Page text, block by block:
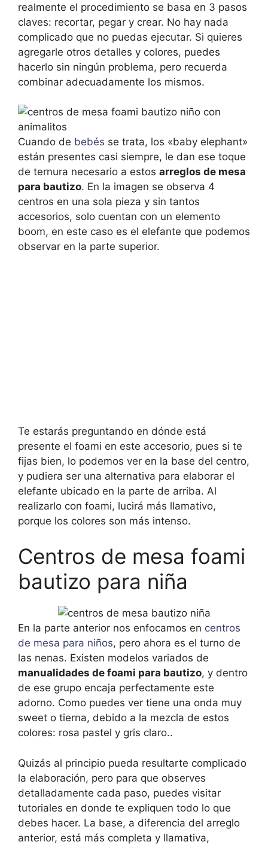
realmente el procedimiento se basa en 3 pasos
claves: recortar, pegar y crear. No hay nada
complicado que no puedas ejecutar. Si quieres
agregarle otros detalles y colores, puedes
hacerlo sin ningún problema, pero recuerda
combinar adecuadamente los mismos.
Cuando de bebés se trata, los «baby elephant»
están presentes casi siempre, le dan ese toque
de ternura necesario a estos arreglos de mesa
para bautizo. En la imagen se observa 4
centros en una sola pieza y sin tantos
accesorios, solo cuentan con un elemento
boom, en este caso es el elefante que podemos
observar en la parte superior.
Te estarás preguntando en dónde está
presente el foami en este accesorio, pues si te
fijas bien, lo podemos ver en la base del centro,
y pudiera ser una alternativa para elaborar el
elefante ubicado en la parte de arriba. Al
realizarlo con foami, lucirá más llamativo,
porque los colores son más intenso.
Centros de mesa foami
bautizo para niña
En la parte anterior nos enfocamos en centros
de mesa para niños, pero ahora es el turno de
las nenas. Existen modelos variados de
manualidades de foami para bautizo, y dentro
de ese grupo encaja perfectamente este
adorno. Como puedes ver tiene una onda muy
sweet o tierna, debido a la mezcla de estos
colores: rosa pastel y gris claro..
Quizás al principio pueda resultarte complicado
la elaboración, pero para que observes
detalladamente cada paso, puedes visitar
tutoriales en donde te expliquen todo lo que
debes hacer. La base, a diferencia del arreglo
anterior, está más completa y llamativa,